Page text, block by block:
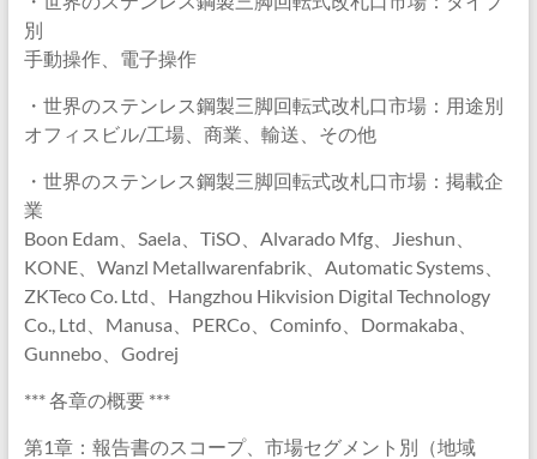
別
手動操作、電子操作
・世界のステンレス鋼製三脚回転式改札口市場：用途別
オフィスビル/工場、商業、輸送、その他
・世界のステンレス鋼製三脚回転式改札口市場：掲載企
業
Boon Edam、Saela、TiSO、Alvarado Mfg、Jieshun、
KONE、Wanzl Metallwarenfabrik、Automatic Systems、
ZKTeco Co. Ltd、Hangzhou Hikvision Digital Technology
Co., Ltd、Manusa、PERCo、Cominfo、Dormakaba、
Gunnebo、Godrej
*** 各章の概要 ***
第1章：報告書のスコープ、市場セグメント別（地域